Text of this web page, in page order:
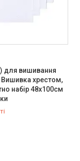
для вишивання
Вишивка хрестом,
набір 48х100см
00